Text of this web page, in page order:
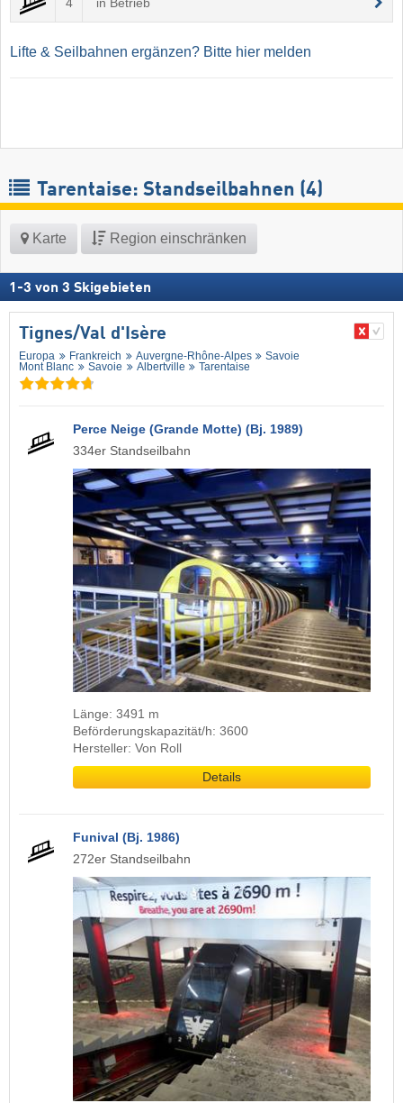
Lifte & Seilbahnen ergänzen? Bitte hier melden
Tarentaise: Standseilbahnen (4)
Karte Region einschränken
1 -3 von 3 Skigebieten
Tignes/​Val d'Isère
Europa Frankreich Auvergne-Rhône-Alpes
Savoie
Mont Blanc
Savoie Albertville Tarentaise
Perce Neige (Grande Motte) (Bj. 1989)
334er Standseilbahn
Länge: 3491 m
Beförderungskapazität/h: 3600
Hersteller: Von Roll
Details
Funival (Bj. 1986)
272er Standseilbahn